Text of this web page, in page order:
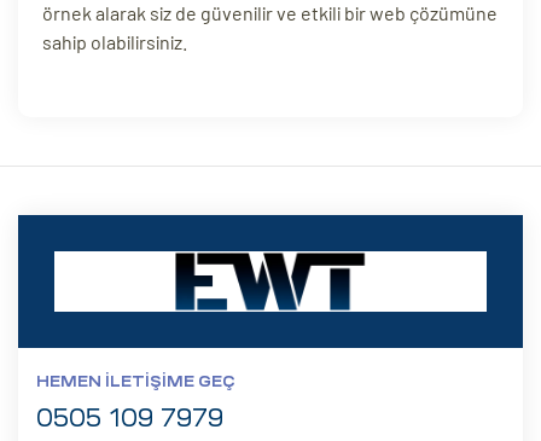
örnek alarak siz de güvenilir ve etkili bir web çözümüne
sahip olabilirsiniz.
HEMEN İLETIŞIME GEÇ
0505 109 7979